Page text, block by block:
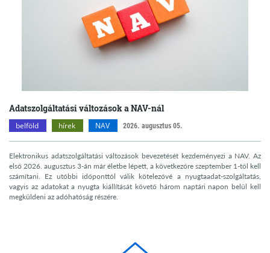
Adatszolgáltatási változások a NAV-nál
belföld hírek NAV 2026. augusztus 05.
Elektronikus adatszolgáltatási változások bevezetését kezdeményezi a NAV. Az
első 2026. augusztus 3-án már életbe lépett, a következőre szeptember 1-től kell
számítani. Ez utóbbi időponttól válik kötelezővé a nyugtaadat-szolgáltatás,
vagyis az adatokat a nyugta kiállítását követő három naptári napon belül kell
megküldeni az adóhatóság részére.